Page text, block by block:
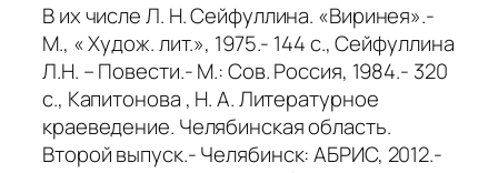
В их числе Л. Н. Сейфуллина. «Виринея».-
М., « Худож. лит.», 1975.- 144 с., Сейфуллина
Л.Н. – Повести.- М.: Сов. Россия, 1984.- 320
с., Капитонова , Н. А. Литературное
краеведение. Челябинская область.
Второй выпуск.- Челябинск: АБРИС, 2012.-